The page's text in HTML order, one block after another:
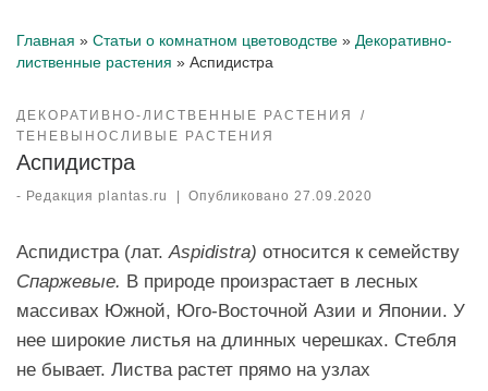
Главная » Статьи о комнатном цветоводстве » Декоративно-
лиственные растения » Аспидистра
ДЕКОРАТИВНО-ЛИСТВЕННЫЕ РАСТЕНИЯ
ТЕНЕВЫНОСЛИВЫЕ РАСТЕНИЯ
Аспидистра
- Редакция plantas.ru | Опубликовано 27.09.2020
Аспидистра (лат. Aspidistra) относится к семейству
Спаржевые. В природе произрастает в лесных
массивах Южной, Юго-Восточной Азии и Японии. У
нее широкие листья на длинных черешках. Стебля
не бывает. Листва растет прямо на узлах